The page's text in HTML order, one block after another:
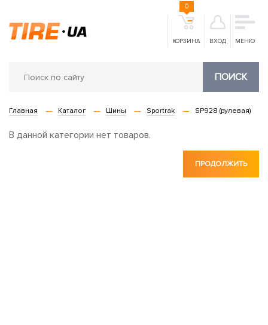
КОРЗИНА
0
ВХОД МЕНЮ
ПОИСК
Главная Каталог Шины Sportrak SP928 (рулевая)
В данной категории нет товаров.
ПРОДОЛЖИТЬ